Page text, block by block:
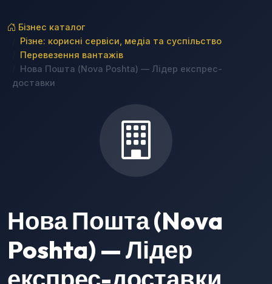
Бізнес каталог
Різне: корисні сервіси, медіа та суспільство
Перевезення вантажів
Нова Пошта (Nova Poshta) — Лідер експрес-
доставки
Нова Пошта (Nova
Poshta) — Лідер